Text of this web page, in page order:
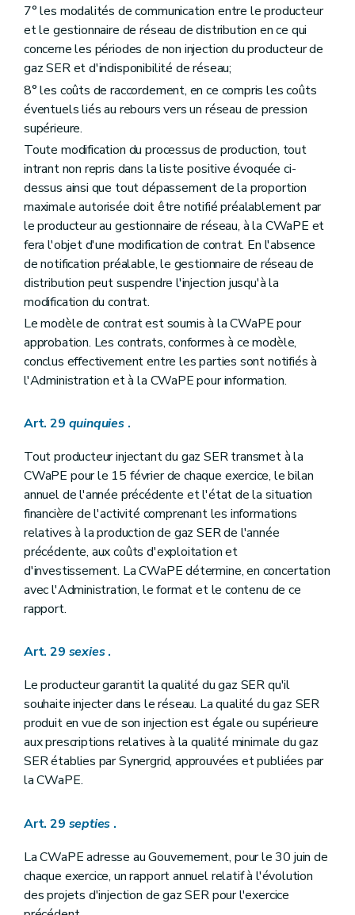
7° les modalités de communication entre le producteur
et le gestionnaire de réseau de distribution en ce qui
concerne les périodes de non injection du producteur de
gaz SER et d'indisponibilité de réseau;
8° les coûts de raccordement, en ce compris les coûts
éventuels liés au rebours vers un réseau de pression
supérieure.
Toute modification du processus de production, tout
intrant non repris dans la liste positive évoquée ci-
dessus ainsi que tout dépassement de la proportion
maximale autorisée doit être notifié préalablement par
le producteur au gestionnaire de réseau, à la CWaPE et
fera l'objet d'une modification de contrat. En l'absence
de notification préalable, le gestionnaire de réseau de
distribution peut suspendre l'injection jusqu'à la
modification du contrat.
Le modèle de contrat est soumis à la CWaPE pour
approbation. Les contrats, conformes à ce modèle,
conclus effectivement entre les parties sont notifiés à
l'Administration et à la CWaPE pour information.
Art. 29 quinquies.
Tout producteur injectant du gaz SER transmet à la
CWaPE pour le 15 février de chaque exercice, le bilan
annuel de l'année précédente et l'état de la situation
financière de l'activité comprenant les informations
relatives à la production de gaz SER de l'année
précédente, aux coûts d'exploitation et
d'investissement. La CWaPE détermine, en concertation
avec l'Administration, le format et le contenu de ce
rapport.
Art. 29 sexies.
Le producteur garantit la qualité du gaz SER qu'il
souhaite injecter dans le réseau. La qualité du gaz SER
produit en vue de son injection est égale ou supérieure
aux prescriptions relatives à la qualité minimale du gaz
SER établies par Synergrid, approuvées et publiées par
la CWaPE.
Art. 29 septies .
La CWaPE adresse au Gouvernement, pour le 30 juin de
chaque exercice, un rapport annuel relatif à l'évolution
des projets d'injection de gaz SER pour l'exercice